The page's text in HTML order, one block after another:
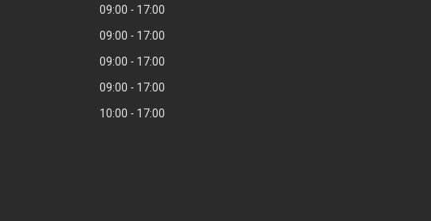
09:00
17:00
09:00
17:00
09:00
17:00
09:00
17:00
10:00 17:00